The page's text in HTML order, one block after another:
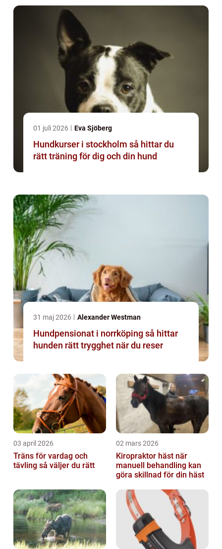
01 juli 2026 Eva Sjöberg
Hundkurser i stockholm så hittar du
rätt träning för dig och din hund
31 maj 2026 Alexander Westman
Hundpensionat i norrköping så hittar
hunden rätt trygghet när du reser
03 april 2026
Träns för vardag och
tävling så väljer du rätt
02 mars 2026
Kiropraktor häst när
manuell behandling kan
göra skillnad för din häst